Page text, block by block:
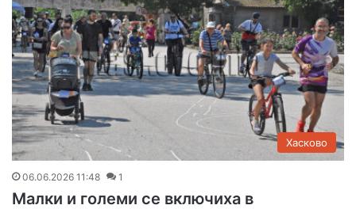
Хасково
06.06.2026 11:48 1
Малки и големи се включиха в